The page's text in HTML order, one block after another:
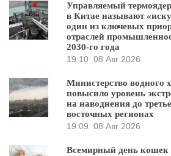
Управляемый
в Китае называют
один из ключевых
отраслей
2030-го года
19:10 08 Авг 2026
Министерство водного
повысило уровень
на наводнения до
восточных регионах
19:09 08 Авг 2026
Всемирный день кошек